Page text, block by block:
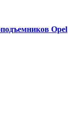
Opel